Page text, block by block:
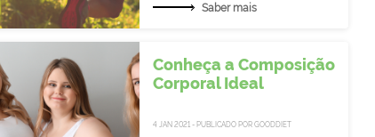
Saber mais
Conheça a Composição
Corporal Ideal
4 JAN 2021 - PUBLICADO POR GOODDIET